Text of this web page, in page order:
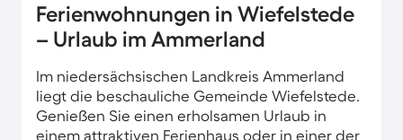
Ferienwohnungen in Wiefelstede
– Urlaub im Ammerland
Im niedersächsischen Landkreis Ammerland
liegt die beschauliche Gemeinde Wiefelstede.
Genießen Sie einen erholsamen Urlaub in
einem attraktiven Ferienhaus oder in einer der